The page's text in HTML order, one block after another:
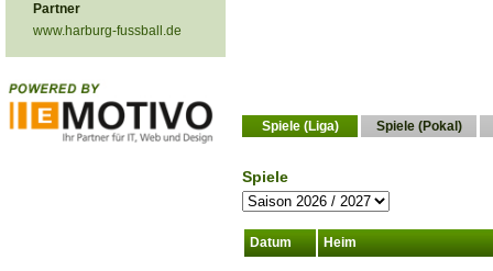
Partner
www.harburg-fussball.de
Spiele (Liga) Spiele (Pokal)
Spiele
Datum Heim